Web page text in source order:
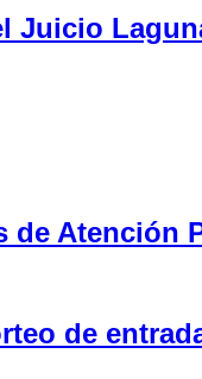
Juicio
de Atención
de